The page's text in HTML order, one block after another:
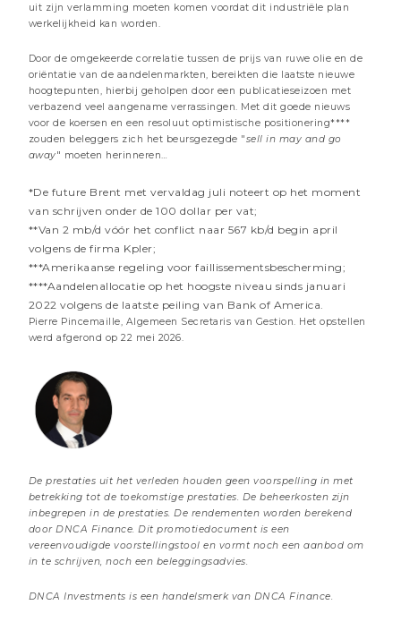
AI: almaar hoger
Beheer commentaren
19 JUNI 2026
2 minuten
Beheer commentaren
uit zijn verlamming moeten komen voordat dit industriële plan
werkelijkheid kan worden.
Door de omgekeerde correlatie tussen de prijs van ruwe olie en de
oriëntatie van de aandelenmarkten, bereikten die laatste nieuwe
hoogtepunten, hierbij geholpen door een publicatieseizoen met
verbazend veel aangename verrassingen. Met dit goede nieuws
voor de koersen en een resoluut optimistische positionering****
zouden beleggers zich het beursgezegde "sell in may and go
away" moeten herinneren…
*De future Brent met vervaldag juli noteert op het moment
van schrijven onder de 100 dollar per vat;
**Van 2 mb/d vóór het conflict naar 567 kb/d begin april
volgens de firma Kpler;
***Amerikaanse regeling voor faillissementsbescherming;
****Aandelenallocatie op het hoogste niveau sinds januari
2022 volgens de laatste peiling van Bank of America.
Pierre Pincemaille, Algemeen Secretaris van Gestion. Het opstellen
werd afgerond op 22 mei 2026.
De prestaties uit het verleden houden geen voorspelling in met
betrekking tot de toekomstige prestaties. De beheerkosten zijn
inbegrepen in de prestaties. De rendementen worden berekend
door DNCA Finance. Dit promotiedocument is een
vereenvoudigde voorstellingstool en vormt noch een aanbod om
in te schrijven, noch een beleggingsadvies.
DNCA Investments is een handelsmerk van DNCA Finance.
+352 27 62 13 07